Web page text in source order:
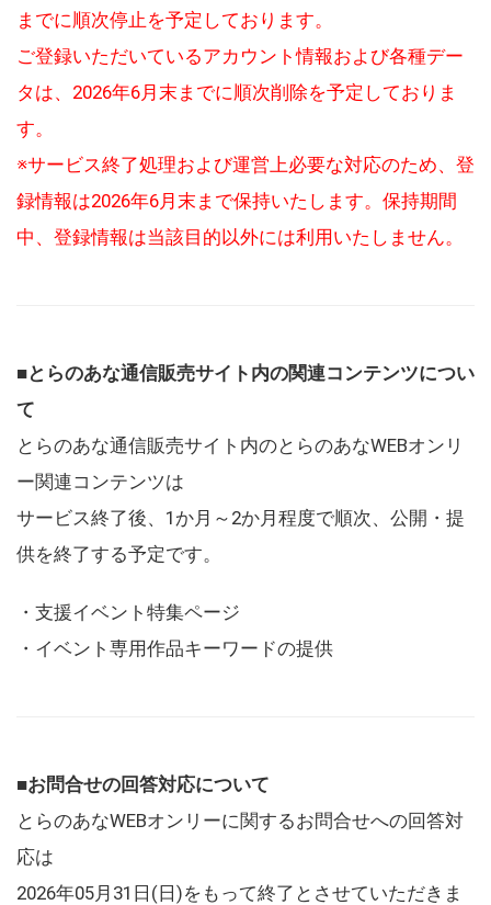
までに順次停止を予定しております。
ご登録いただいているアカウント情報および各種デー
タは、2026年6月末までに順次削除を予定しておりま
す。
※サービス終了処理および運営上必要な対応のため、登
録情報は2026年6月末まで保持いたします。保持期間
中、登録情報は当該目的以外には利用いたしません。
■とらのあな通信販売サイト内の関連コンテンツについ
て
とらのあな通信販売サイト内のとらのあなWEBオンリ
ー関連コンテンツは
サービス終了後、1か月～2か月程度で順次、公開・提
供を終了する予定です。
・支援イベント特集ページ
・イベント専用作品キーワードの提供
■お問合せの回答対応について
とらのあなWEBオンリーに関するお問合せへの回答対
応は
2026年05月31日(日)をもって終了とさせていただきま